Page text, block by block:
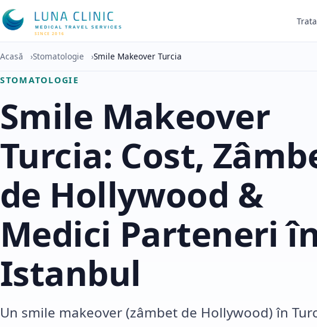
MEDICAL TRAVEL SERVICES
SINCE 2016
Acasă ›Stomatologie ›Smile Makeover Turcia
STOMATOLOGIE
Smile Makeover
Turcia: Cost,
de Hollywood &
Medici Parteneri
Istanbul
Un smile makeover (zâmbet de Hollywood) în